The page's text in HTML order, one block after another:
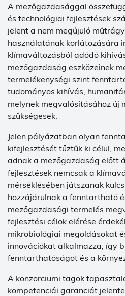
A mezőgazdasággal
és technológiai fejlesztések
jelent a nem megújuló
használatának korlátozására
klímaváltozásból adódó
mezőgazdaság eszközeinek
termelékenységi szint
tudományos kihívás,
melynek megvalósításához új
szükségesek.
Jelen pályázatban olyan
kifejlesztését tűztűk ki célul,
adnak a mezőgazdaság előtt
fejlesztések nemcsak a
mérséklésében játszanak
hozzájárulnak a fenntartható
mezőgazdasági termelés
fejlesztési célok elérése
mikrobiológiai megoldásokat
innovációkat alkalmazza, így
fenntarthatóságot és a
A konzorciumi tagok
kompetenciái garanciát